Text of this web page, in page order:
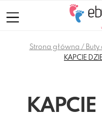
Strona główna
KAPCIE